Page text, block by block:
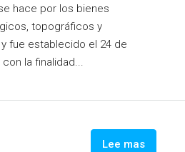
hace por los bienes
topográficos y
fue establecido el 24 de
la finalidad...
Lee mas